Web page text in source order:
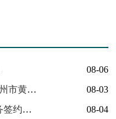
08-06
我校5个项目成功入围第三届德州市黄炎培职业教育创新创业大赛决赛
08-03
求职能力实训进校园暨校地服务签约仪式在我校举行
08-04